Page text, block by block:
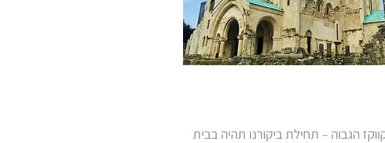
הגבוה – תחילת ביקורנו תהיה בבית